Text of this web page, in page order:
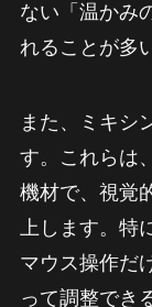
ない「温かみ
れることが多
また、ミキシ
す。これらは
機材で、視覚
上します。特
マウス操作だ
って調整でき